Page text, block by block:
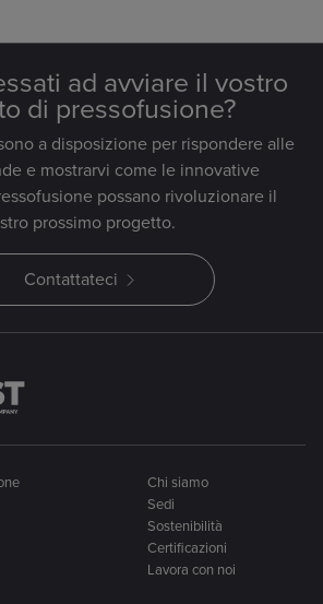
ad avviare il vostro
di pressofusione?
a disposizione per rispondere alle
e mostrarvi come le innovative
possano rivoluzionare il
prossimo progetto.
Contattateci
Chi siamo
Sedi
Sostenibilità
Certificazioni
Lavora con noi